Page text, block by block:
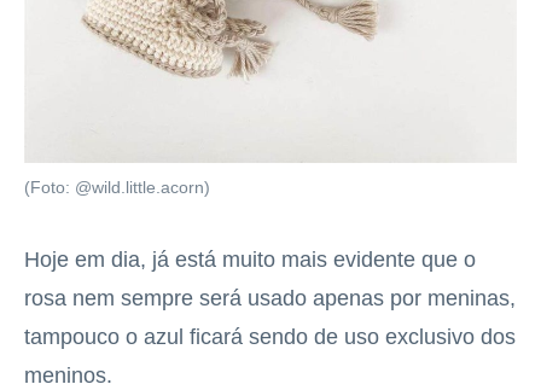
(Foto: @wild.little.acorn)
Hoje em dia, já está muito mais evidente que o
rosa nem sempre será usado apenas por meninas,
tampouco o azul ficará sendo de uso exclusivo dos
meninos.